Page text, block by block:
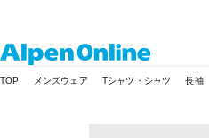
Online
TOP メンズウェア Tシャツ・シャツ 長袖